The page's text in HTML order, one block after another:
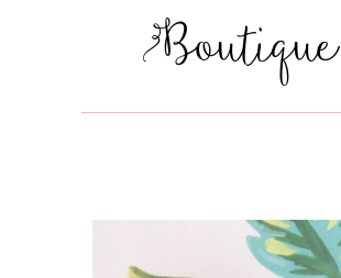
Boutique